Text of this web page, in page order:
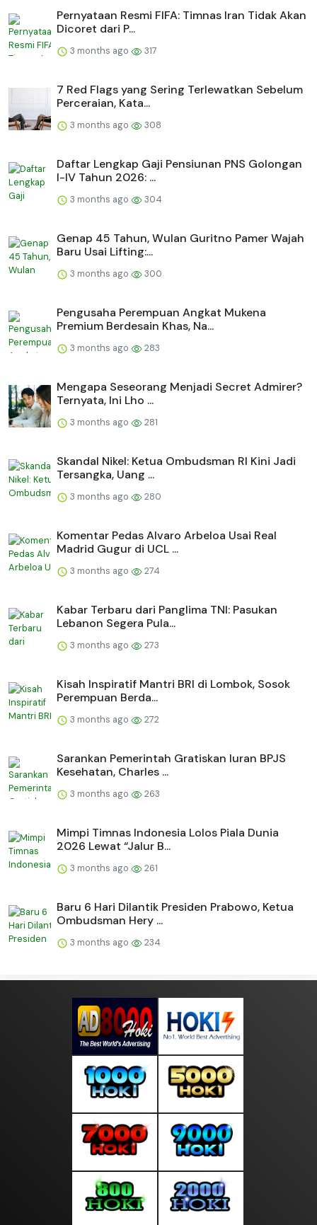
Pernyataan Resmi FIFA: Timnas Iran Tidak Akan
Dicoret dari P...
3 months ago 317
7 Red Flags yang Sering Terlewatkan Sebelum
Perceraian, Kata...
3 months ago 308
Daftar Lengkap Gaji Pensiunan PNS Golongan
I-IV Tahun 2026: ...
3 months ago 304
Genap 45 Tahun, Wulan Guritno Pamer Wajah
Baru Usai Lifting:...
3 months ago 300
Pengusaha Perempuan Angkat Mukena
Premium Berdesain Khas, Na...
3 months ago 283
Mengapa Seseorang Menjadi Secret Admirer?
Ternyata, Ini Lho ...
3 months ago 281
Skandal Nikel: Ketua Ombudsman RI Kini Jadi
Tersangka, Uang ...
3 months ago 280
Komentar Pedas Alvaro Arbeloa Usai Real
Madrid Gugur di UCL ...
3 months ago 274
Kabar Terbaru dari Panglima TNI: Pasukan
Lebanon Segera Pula...
3 months ago 273
Kisah Inspiratif Mantri BRI di Lombok, Sosok
Perempuan Berda...
3 months ago 272
Sarankan Pemerintah Gratiskan Iuran BPJS
Kesehatan, Charles ...
3 months ago 263
Mimpi Timnas Indonesia Lolos Piala Dunia
2026 Lewat “Jalur B...
3 months ago 261
Baru 6 Hari Dilantik Presiden Prabowo, Ketua
Ombudsman Hery ...
3 months ago 234